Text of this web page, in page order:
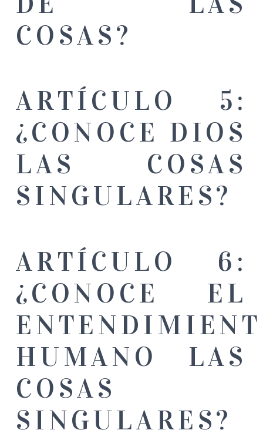
COSAS?
ARTÍCULO 5:
¿CONOCE DIOS
LAS COSAS
SINGULARES?
ARTÍCULO 6:
¿CONOCE EL
HUMANO LAS
COSAS
SINGULARES?